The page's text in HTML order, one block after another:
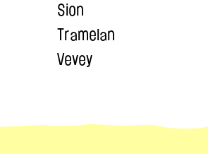
Sion
Tramelan
Vevey